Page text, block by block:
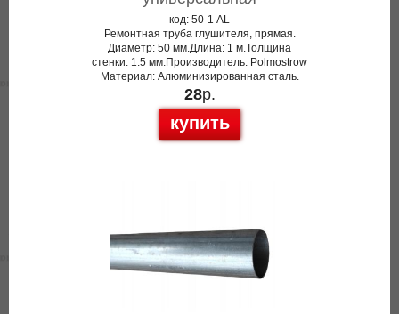
код: 50-1 AL
Ремонтная труба глушителя, прямая.
Диаметр: 50 мм.Длина: 1 м.Толщина
стенки: 1.5 мм.Производитель: Polmostrow
Материал: Алюминизированная сталь.
28р.
купить